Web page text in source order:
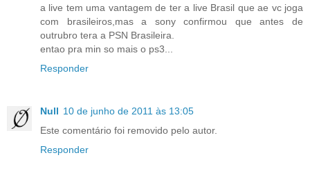
a live tem uma vantagem de ter a live Brasil que ae vc joga
com brasileiros,mas a sony confirmou que antes de
outrubro tera a PSN Brasileira.
entao pra min so mais o ps3...
Responder
Null 10 de junho de 2011 às 13:05
Este comentário foi removido pelo autor.
Responder